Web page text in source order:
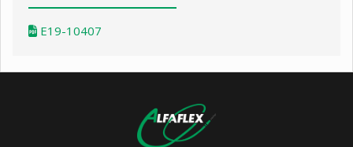
E19-10407